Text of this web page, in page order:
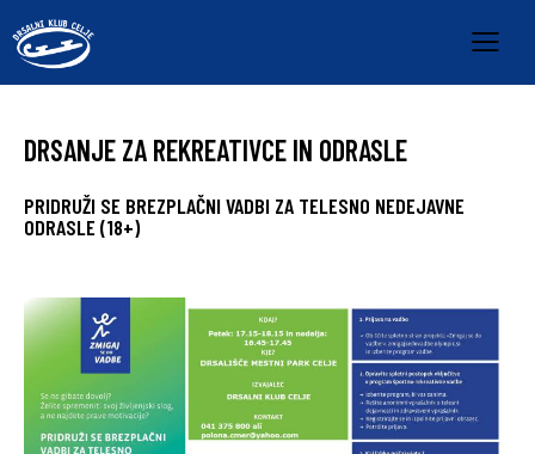
DRSANJE ZA REKREATIVCE IN ODRASLE
PRIDRUŽI SE BREZPLAČNI VADBI ZA TELESNO NEDEJAVNE
ODRASLE (18+)